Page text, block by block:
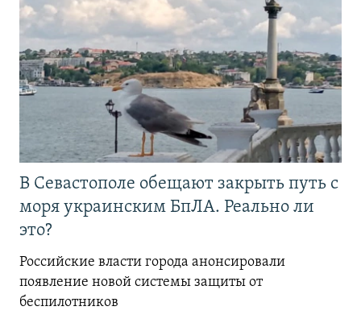
В Севастополе обещают закрыть путь с
моря украинским БпЛА. Реально ли
это?
Российские власти города анонсировали
появление новой системы защиты от
беспилотников